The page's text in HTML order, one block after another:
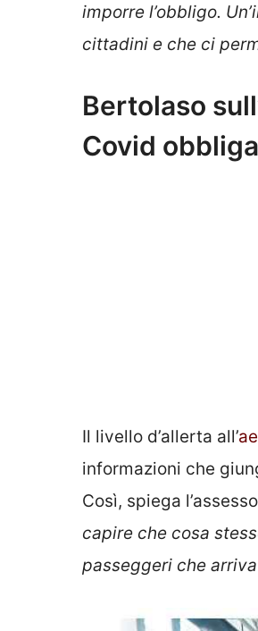
imporre l’obbligo.
cittadini e che ci
Bertolaso
Covid
Il livello d’allerta all’
informazioni che
Così, spiega
capire che cosa
passeggeri che